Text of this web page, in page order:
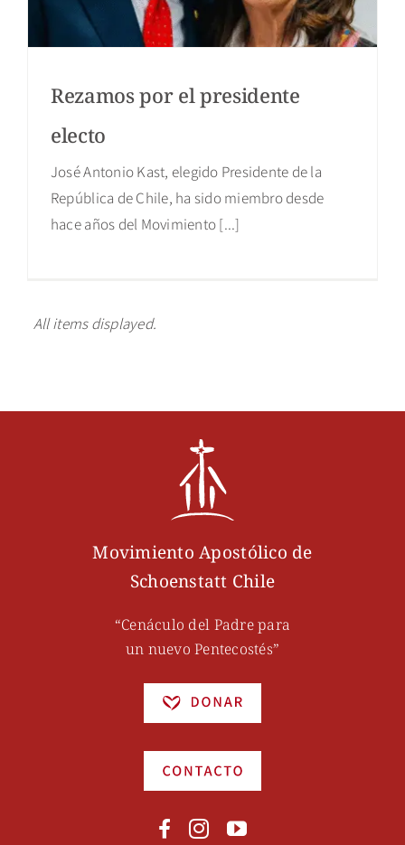
Rezamos por el presidente
electo
José Antonio Kast, elegido Presidente de la
República de Chile, ha sido miembro desde
hace años del Movimiento [...]
All items displayed.
Movimiento Apostólico de
Schoenstatt Chile
“Cenáculo del Padre para
un nuevo Pentecostés”